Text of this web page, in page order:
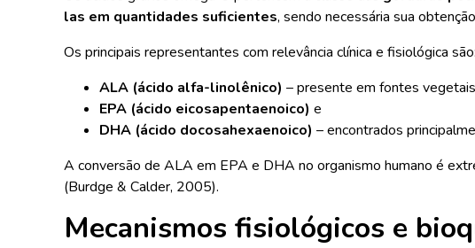
las em quantidades suficientes, sendo necessária sua
Os principais representantes com relevância clínica e fisiológica são:
ALA (ácido alfa-linolênico) – presente em fontes
EPA (ácido eicosapentaenoico) e
DHA (ácido docosahexaenoico) – encontrados
A conversão de ALA em EPA e DHA no organismo humano é
(Burdge & Calder, 2005).
Mecanismos fisiológicos e